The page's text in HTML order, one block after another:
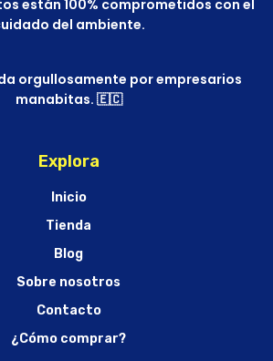
están 100% comprometidos con el
del ambiente.
orgullosamente por empresarios
manabitas. 🇪🇨
Explora
Inicio
Tienda
Blog
Sobre nosotros
Contacto
¿Cómo comprar?